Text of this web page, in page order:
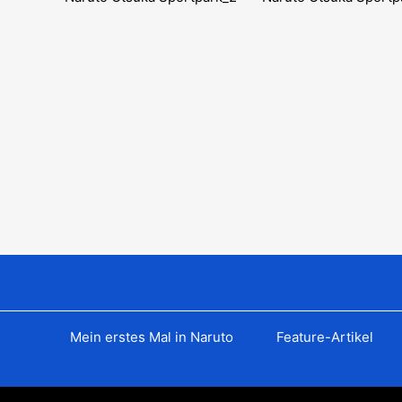
Mein erstes Mal in Naruto Feature-Artikel